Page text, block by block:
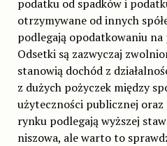
podatku od spadków i
otrzymywane od innych
podlegają opodatkowaniu
Odsetki są zazwyczaj
stanowią dochód z
z dużych pożyczek między
użyteczności publicznej
rynku podlegają wyższej
niszowa, ale warto to